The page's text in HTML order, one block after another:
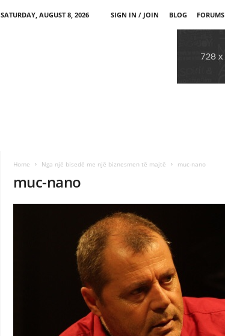
SATURDAY, AUGUST 8, 2026 SIGN IN / JOIN BLOG FORUMS
Home Nga një bisedë me një biznesmen të majtë muc-nano
muc-nano